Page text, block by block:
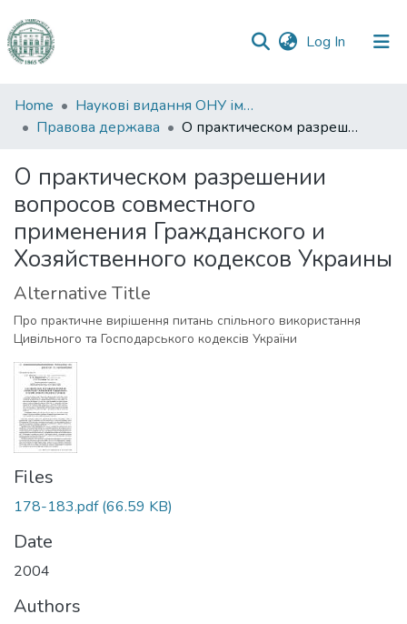
Log In (current)
Communities
&
All of DSpace
Statistics
Home
Наукові видання ОНУ імені І. І. Мечникова
Правова держава
О практическом разрешении вопросов совместного применения Гражданского и Хозяйственного кодексов Украины
О практическом разрешении
вопросов совместного
применения Гражданского и
Хозяйственного кодексов Украины
Alternative Title
Про практичне вирішення питань спільного використання
Цивільного та Господарського кодексів України
Files
178-183.pdf(66.59 KB)
Date
2004
Authors